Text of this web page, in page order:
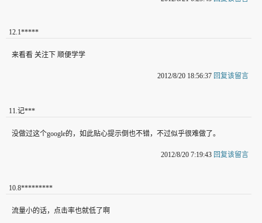
12.1*****
来看看 关注下 顺便学学
2012/8/20 18:56:37 回复该留言
11.记***
没做过这个google的，如此贴心提示倒也不错，不过似乎很难做了。
2012/8/20 7:19:43 回复该留言
10.8*********
流量小的话，点击率也就低了啊